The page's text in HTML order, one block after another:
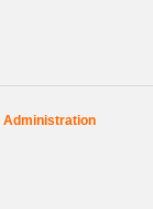
Administration